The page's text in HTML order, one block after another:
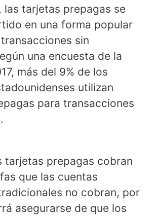
las tarjetas prepagas se
en una forma popular
sin
una encuesta de la
más del 9% de los
utilizan
para transacciones
tarjetas prepagas cobran
que las cuentas
no cobran, por
asegurarse de que los